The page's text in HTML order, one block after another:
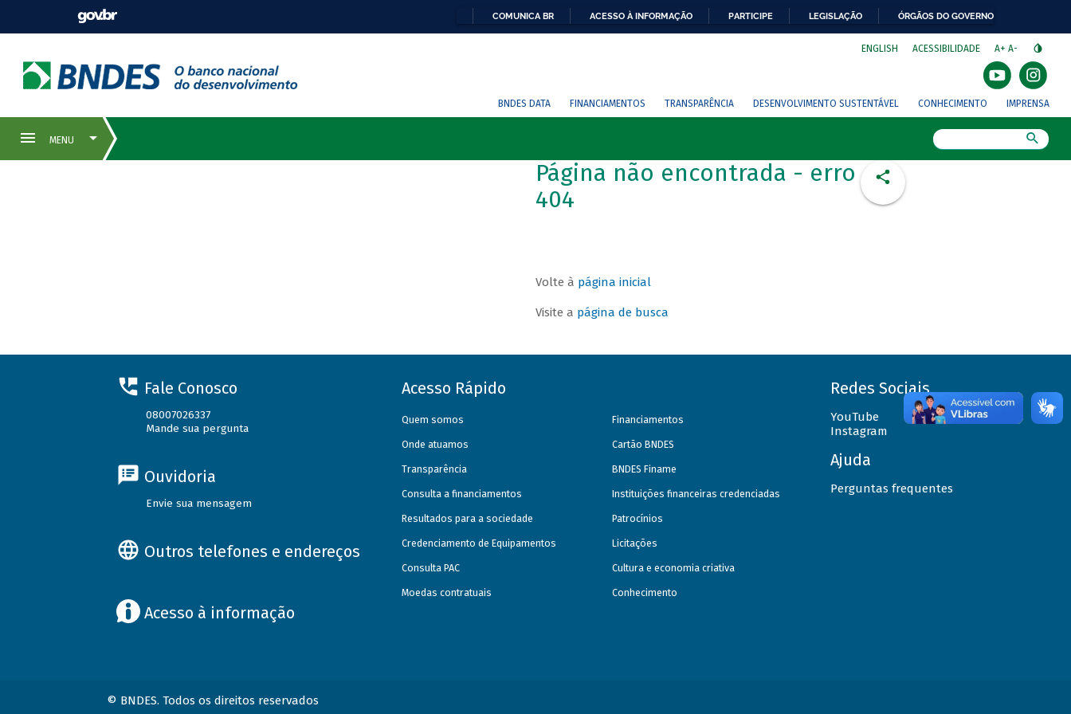
COMUNICA BR ACESSO À INFORMAÇÃO PARTICIPE LEGISLAÇÃO ÓRGÃOS DO GOVERNO
ENGLISH ACESSIBILIDADE A+ A-
BNDES DATA FINANCIAMENTOS TRANSPARÊNCIA DESENVOLVIMENTO SUSTENTÁVEL CONHECIMENTO IMPRENSA
Página não encontrada - erro
404
Volte à página inicial
Visite a página de busca
Fale Conosco
08007026337
Mande sua pergunta
Ouvidoria
Envie sua mensagem
Outros telefones e endereços
Acesso à informação
Acesso Rápido
Quem somos
Onde atuamos
Transparência
Consulta a financiamentos
Resultados para a sociedade
Credenciamento de Equipamentos
Consulta PAC
Moedas contratuais
Financiamentos
Cartão BNDES
BNDES Finame
Instituições financeiras credenciadas
Patrocínios
Licitações
Cultura e economia criativa
Conhecimento
Redes Sociais
YouTube
Instagram
Ajuda
Perguntas frequentes
© BNDES. Todos os direitos reservados